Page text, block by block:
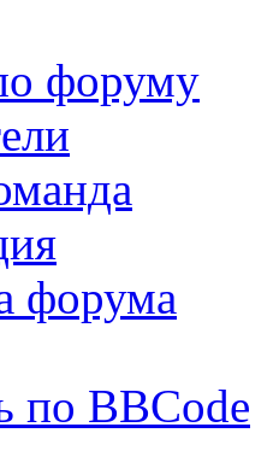
форуму
форума
по BBCode